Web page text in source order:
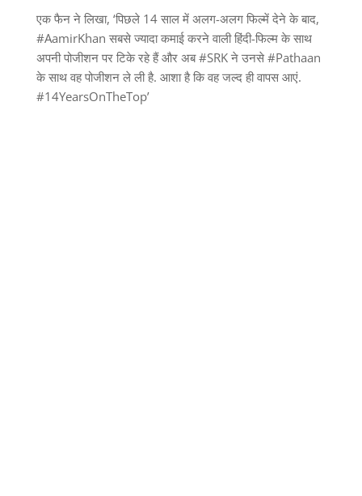
एक फैन ने लिखा, ‘पिछले 14 साल में अलग-अलग फिल्में देने के बाद,
#AamirKhan सबसे ज्यादा कमाई करने वाली हिंदी-फिल्म के साथ
अपनी पोजीशन पर टिके रहे हैं और अब #SRK ने उनसे #Pathaan
के साथ वह पोजीशन ले ली है. आशा है कि वह जल्द ही वापस आएं.
#14YearsOnTheTop’